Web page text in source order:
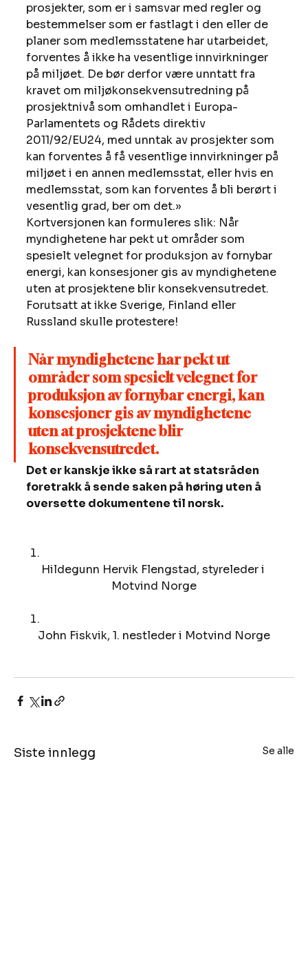
prosjekter, som er i samsvar med regler og
bestemmelser som er fastlagt i den eller de
planer som medlemsstatene har utarbeidet,
forventes å ikke ha vesentlige innvirkninger
på miljøet. De bør derfor være unntatt fra
kravet om miljøkonsekvensutredning på
prosjektnivå som omhandlet i Europa-
Parlamentets og Rådets direktiv
2011/92/EU24, med unntak av prosjekter som
kan forventes å få vesentlige innvirkninger på
miljøet i en annen medlemsstat, eller hvis en
medlemsstat, som kan forventes å bli berørt i
vesentlig grad, ber om det.»
Kortversjonen kan formuleres slik: Når
myndighetene har pekt ut områder som
spesielt velegnet for produksjon av fornybar
energi, kan konsesjoner gis av myndighetene
uten at prosjektene blir konsekvensutredet.
Forutsatt at ikke Sverige, Finland eller
Russland skulle protestere!
Når myndighetene har pekt ut
områder som spesielt velegnet for
produksjon av fornybar energi, kan
konsesjoner gis av myndighetene
uten at prosjektene blir
konsekvensutredet.
Det er kanskje ikke så rart at statsråden
foretrakk å sende saken på høring uten å
oversette dokumentene til norsk.
Hildegunn Hervik Flengstad, styreleder i
Motvind Norge
John Fiskvik, 1. nestleder i Motvind Norge
Siste innlegg Se alle